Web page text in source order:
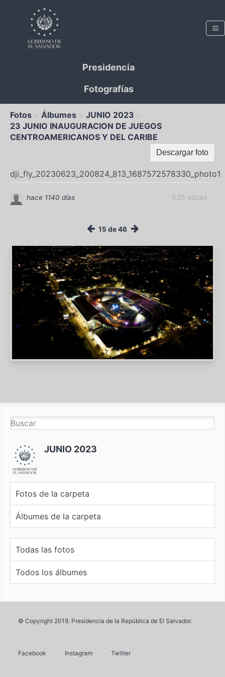
Presidencia
Fotografías
Fotos Álbumes
JUNIO 2023
23 JUNIO INAUGURACION DE JUEGOS
CENTROAMERICANOS Y DEL CARIBE
Descargar foto
dji_fly_20230623_200824_813_1687572578330_photo1
535 vistas
hace 1140 días
15 de 46
JUNIO 2023
Fotos de la carpeta
Álbumes de la carpeta
Todas las fotos
Todos los álbumes
© Copyright 2019. Presidencia de la República de El Salvador.
Facebook Instagram Twitter